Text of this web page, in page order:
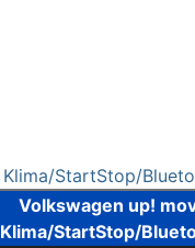
Volkswagen up!
Klima/StartStop/